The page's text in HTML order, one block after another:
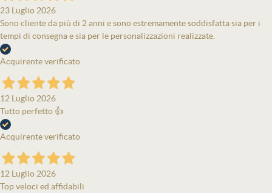
23 Luglio 2026
Sono cliente da più di 2 anni e sono estremamente soddisfatta sia per i
tempi di consegna e sia per le personalizzazioni realizzate.
Acquirente verificato
12 Luglio 2026
Tutto perfetto 👍
Acquirente verificato
12 Luglio 2026
Top veloci ed affidabili